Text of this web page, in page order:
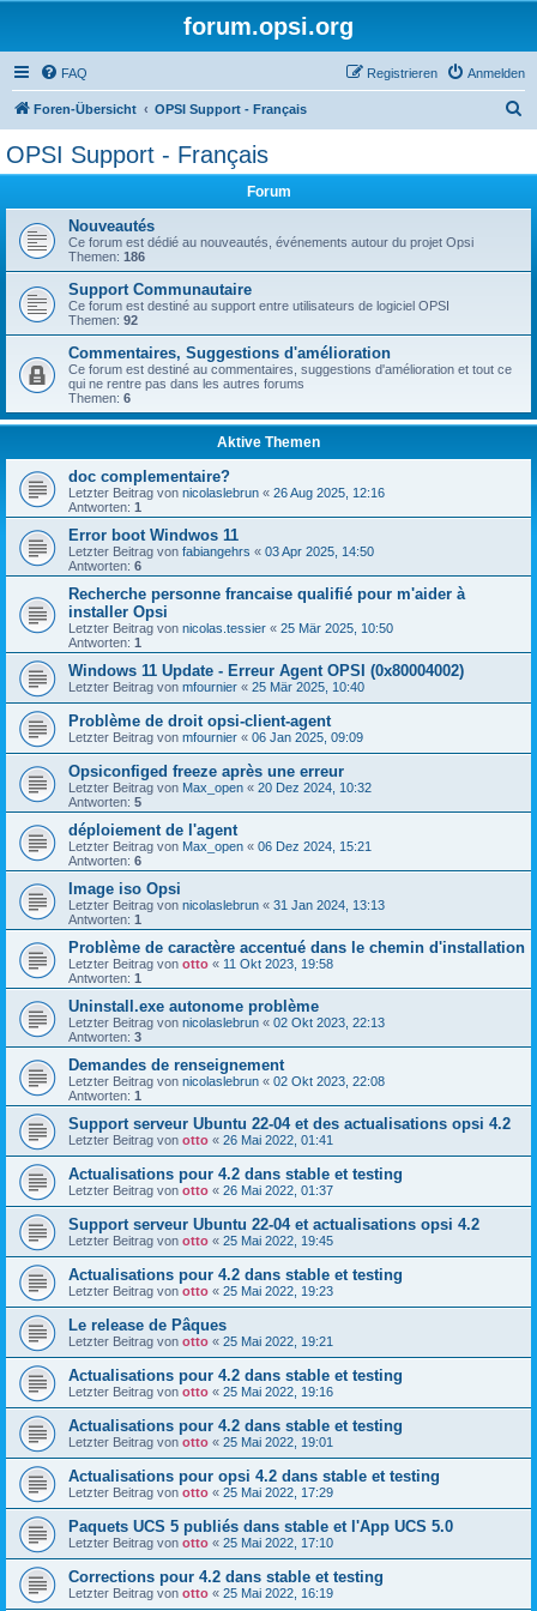
forum.opsi.org
FAQ Anmelden
Registrieren
Foren-Übersicht OPSI Support - Français
OPSI Support - Français
Forum
Nouveautés
Ce forum est dédié au nouveautés, événements autour du projet Opsi
Themen: 186
Support Communautaire
Ce forum est destiné au support entre utilisateurs de logiciel OPSI
Themen: 92
Commentaires, Suggestions d'amélioration
Ce forum est destiné au commentaires, suggestions d'amélioration et tout ce
qui ne rentre pas dans les autres forums
Themen: 6
Aktive Themen
doc complementaire?
Letzter Beitrag von nicolaslebrun « 26 Aug 2025, 12:16
Antworten: 1
Error boot Windwos 11
Letzter Beitrag von fabiangehrs « 03 Apr 2025, 14:50
Antworten: 6
Recherche personne francaise qualifié pour m'aider à
installer Opsi
Letzter Beitrag von nicolas.tessier « 25 Mär 2025, 10:50
Antworten: 1
Windows 11 Update - Erreur Agent OPSI (0x80004002)
Letzter Beitrag von mfournier « 25 Mär 2025, 10:40
Problème de droit opsi-client-agent
Letzter Beitrag von mfournier « 06 Jan 2025, 09:09
Opsiconfiged freeze après une erreur
Letzter Beitrag von Max_open « 20 Dez 2024, 10:32
Antworten: 5
déploiement de l'agent
Letzter Beitrag von Max_open « 06 Dez 2024, 15:21
Antworten: 6
Image iso Opsi
Letzter Beitrag von nicolaslebrun « 31 Jan 2024, 13:13
Antworten: 1
Problème de caractère accentué dans le chemin d'installation
Letzter Beitrag von otto « 11 Okt 2023, 19:58
Antworten: 1
Uninstall.exe autonome problème
Letzter Beitrag von nicolaslebrun « 02 Okt 2023, 22:13
Antworten: 3
Demandes de renseignement
Letzter Beitrag von nicolaslebrun « 02 Okt 2023, 22:08
Antworten: 1
Support serveur Ubuntu 22-04 et des actualisations opsi 4.2
Letzter Beitrag von otto « 26 Mai 2022, 01:41
Actualisations pour 4.2 dans stable et testing
Letzter Beitrag von otto « 26 Mai 2022, 01:37
Support serveur Ubuntu 22-04 et actualisations opsi 4.2
Letzter Beitrag von otto « 25 Mai 2022, 19:45
Actualisations pour 4.2 dans stable et testing
Letzter Beitrag von otto « 25 Mai 2022, 19:23
Le release de Pâques
Letzter Beitrag von otto « 25 Mai 2022, 19:21
Actualisations pour 4.2 dans stable et testing
Letzter Beitrag von otto « 25 Mai 2022, 19:16
Actualisations pour 4.2 dans stable et testing
Letzter Beitrag von otto « 25 Mai 2022, 19:01
Actualisations pour opsi 4.2 dans stable et testing
Letzter Beitrag von otto « 25 Mai 2022, 17:29
Paquets UCS 5 publiés dans stable et l'App UCS 5.0
Letzter Beitrag von otto « 25 Mai 2022, 17:10
Corrections pour 4.2 dans stable et testing
Letzter Beitrag von otto « 25 Mai 2022, 16:19